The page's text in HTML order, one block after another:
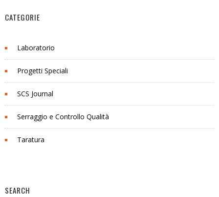
CATEGORIE
Laboratorio
Progetti Speciali
SCS Journal
Serraggio e Controllo Qualità
Taratura
SEARCH